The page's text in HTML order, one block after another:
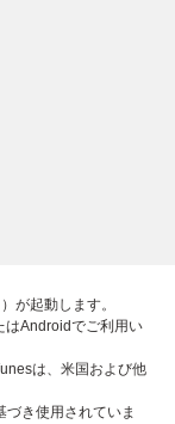
が起動します。
はAndroidでご利用い
は、米国および他
づき使用されていま